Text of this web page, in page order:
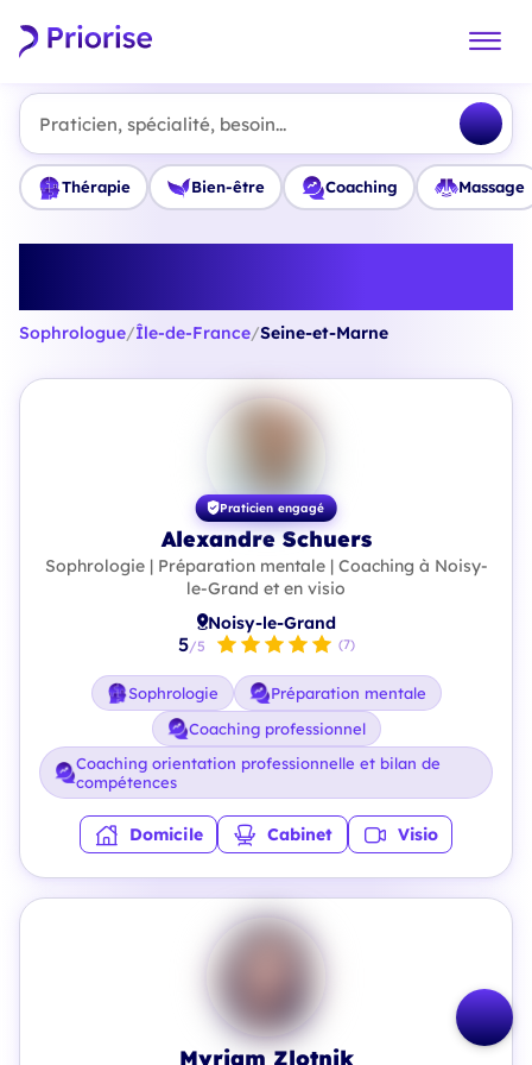
Praticien, spécialité, besoin...
Thérapie Bien-être Coaching Massage
Sophrologue/Île-de-France/Seine-et-Marne
Praticien engagé
Alexandre Schuers
Sophrologie | Préparation mentale | Coaching à Noisy-
le-Grand et en visio
Noisy-le-Grand
5/5 (7)
Sophrologie
Préparation mentale
Coaching professionnel
Coaching orientation professionnelle et bilan de
compétences
Domicile Cabinet Visio
Myriam Zlotnik